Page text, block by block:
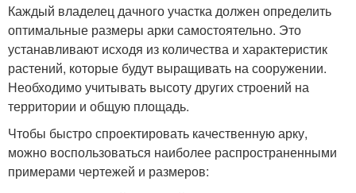
Каждый владелец дачного участка должен определить
оптимальные размеры арки самостоятельно. Это
устанавливают исходя из количества и характеристик
растений, которые будут выращивать на сооружении.
Необходимо учитывать высоту других строений на
территории и общую площадь.
Чтобы быстро спроектировать качественную арку,
можно воспользоваться наиболее распространенными
примерами чертежей и размеров: